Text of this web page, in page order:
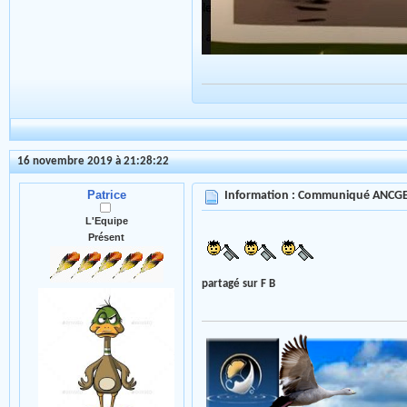
16 novembre 2019 à 21:28:22
Patrice
L'Equipe
Présent
Information : Communiqué
partagé sur F B